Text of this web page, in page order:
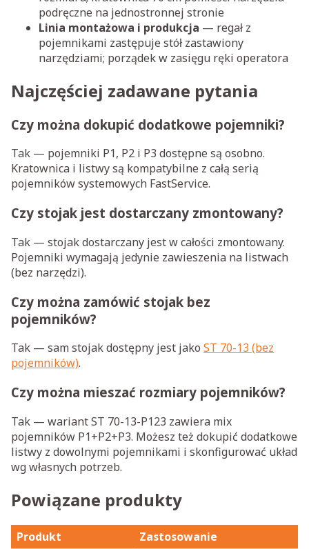
podręczne na jednostronnej stronie
Linia montażowa i produkcja — regał z
pojemnikami zastępuje stół zastawiony
narzędziami; porządek w zasięgu ręki operatora
Najczęściej zadawane pytania
Czy można dokupić dodatkowe pojemniki?
Tak — pojemniki P1, P2 i P3 dostępne są osobno.
Kratownica i listwy są kompatybilne z całą serią
pojemników systemowych FastService.
Czy stojak jest dostarczany zmontowany?
Tak — stojak dostarczany jest w całości zmontowany.
Pojemniki wymagają jedynie zawieszenia na listwach
(bez narzędzi).
Czy można zamówić stojak bez
pojemników?
Tak — sam stojak dostępny jest jako ST 70-13 (bez
pojemników).
Czy można mieszać rozmiary pojemników?
Tak — wariant ST 70-13-P123 zawiera mix
pojemników P1+P2+P3. Możesz też dokupić dodatkowe
listwy z dowolnymi pojemnikami i skonfigurować układ
wg własnych potrzeb.
Powiązane produkty
Produkt
Zastosowanie